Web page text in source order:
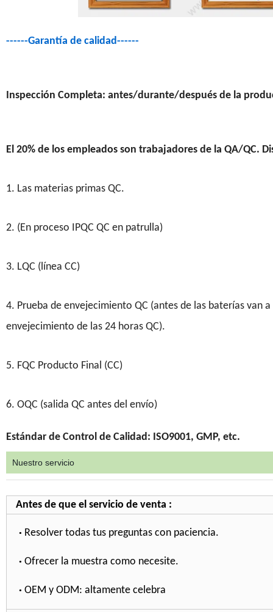
------Garantía de calidad------
Inspección Completa: antes/durante/después de la
El 20% de los empleados son trabajadores de la QA/QC.
1. Las materias primas QC.
2. (En proceso IPQC QC en patrulla)
3. LQC (línea CC)
4. Prueba de envejecimiento QC (antes de las baterías van
envejecimiento de las 24 horas QC).
5. FQC Producto Final (CC)
6. OQC (salida QC antes del envío)
Estándar de Control de Calidad: ISO9001, GMP, etc.
Nuestro servicio
Antes de que el servicio de venta :
· Resolver todas tus preguntas con paciencia.
· Ofrecer la muestra como necesite.
· OEM y ODM: altamente celebra